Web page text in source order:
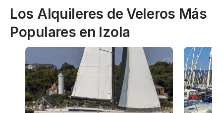
Los Alquileres de Veleros Más
Populares en Izola